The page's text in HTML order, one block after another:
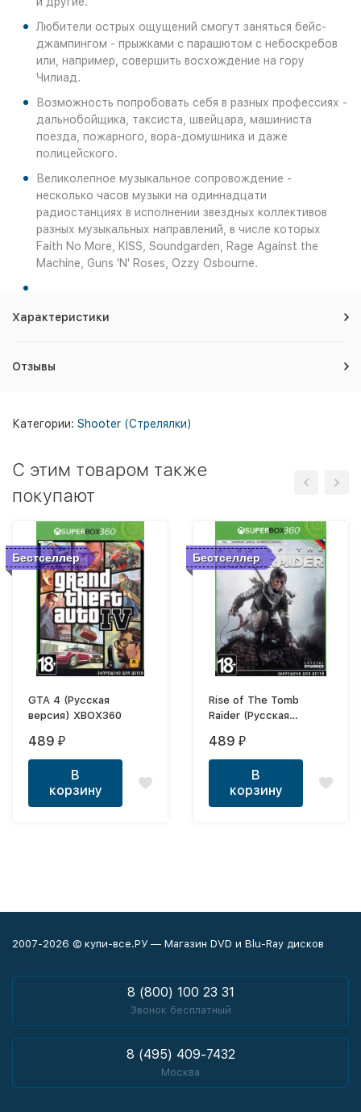
Любители острых ощущений смогут заняться бейс-
джампингом - прыжками с парашютом с небоскребов
или, например, совершить восхождение на гору
Чилиад.
Возможность попробовать себя в разных профессиях -
дальнобойщика, таксиста, швейцара, машиниста
поезда, пожарного, вора-домушника и даже
полицейского.
Великолепное музыкальное сопровождение -
несколько часов музыки на одиннадцати
радиостанциях в исполнении звездных коллективов
разных музыкальных направлений, в числе которых
Faith No More, KISS, Soundgarden, Rage Against the
Machine, Guns 'N' Roses, Ozzy Osbourne.
Характеристики
Отзывы
Категории: Shooter (Стрелялки)
C этим товаром также
покупают
Бестселлер
GTA 4 (Русская
версия) XBOX360
489 ₽
В
корзину
Бестселлер
Rise of The Tomb
Raider (Русская
489 ₽
В
корзину
2007-2026 © купи-все.РУ — Магазин DVD и Blu-Ray дисков
8 (800) 100 23 31
Звонок бесплатный
8 (495) 409-7432
Москва